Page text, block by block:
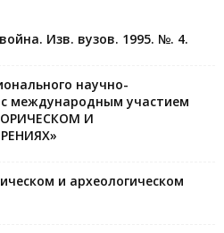
Изв. вузов. 1995. №. 4.
научно-
с международным участием
И
и археологическом